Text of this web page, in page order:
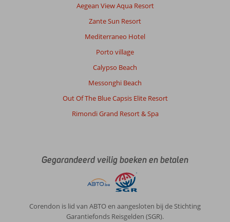
Aegean View Aqua Resort
Zante Sun Resort
Mediterraneo Hotel
Porto village
Calypso Beach
Messonghi Beach
Out Of The Blue Capsis Elite Resort
Rimondi Grand Resort & Spa
Gegarandeerd veilig boeken en betalen
Corendon is lid van ABTO en aangesloten bij de Stichting
Garantiefonds Reisgelden (SGR).